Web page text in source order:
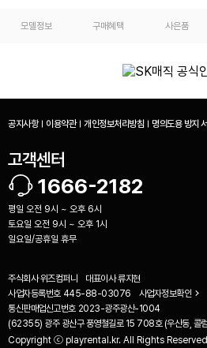
모델정보 구매혜택 사은품
공지사항 이용약관 개인정보처리방침 명의도용 방지
고객센터
1666-2182
평일 오전 9시 ~ 오후 6시
토요일 오전 9시 ~ 오후 1시
일요일/공휴일 휴무
주식회사 위즈컴퍼니 대표이사 류지현
사업자등록번호 445-88-03076
사업자정보확인
통신판매업신고번호 2023-광주광산-1004
(62355) 광주 광산구 풍영철길로 15 708호 (우산동, 콜
Copyright ⓒ playrental.kr. All Rights